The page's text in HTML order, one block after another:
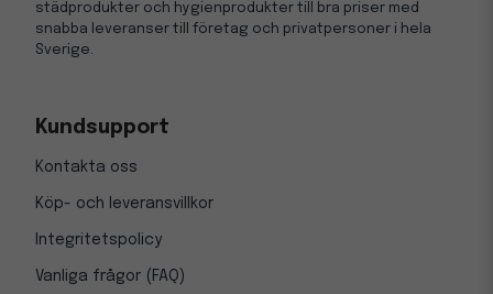
städprodukter och hygienprodukter till bra priser med
snabba leveranser till företag och privatpersoner i hela
Sverige.
Kundsupport
Kontakta oss
Köp- och leveransvillkor
Integritetspolicy
Vanliga frågor (FAQ)